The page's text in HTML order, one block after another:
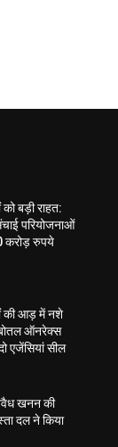
बड़ी राहत:
परियोजनाओं
करोड़ रुपये
की आड़ में नशे
ऑनरेक्स
एजेंसियां सील
खनन की
दल ने किया